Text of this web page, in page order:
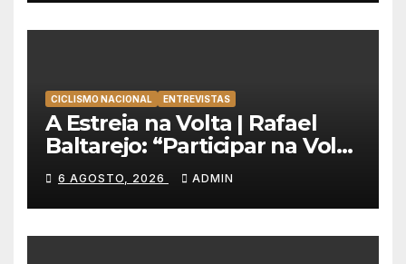
CICLISMO NACIONAL ENTREVISTAS
A Estreia na Volta | Rafael
Baltarejo: “Participar na Volta
a Portugal é o sonho de
qualquer ciclista”
6 AGOSTO, 2026 ADMIN